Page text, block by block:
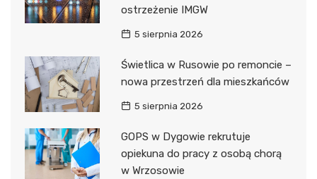
ostrzeżenie IMGW
5 sierpnia 2026
Świetlica w Rusowie po remoncie –
nowa przestrzeń dla mieszkańców
5 sierpnia 2026
GOPS w Dygowie rekrutuje
opiekuna do pracy z osobą chorą
w Wrzosowie